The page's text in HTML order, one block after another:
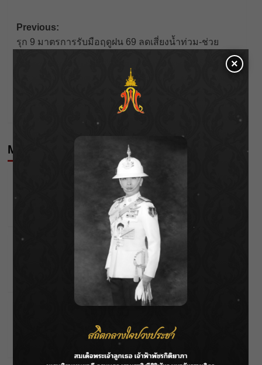
Post
navigation
Previous:
รุก 9 มาตรการรับมือฤดูฝน 69 ลดเสี่ยงน้ำท่วม-ช่วย
Next:
Lonely Loud Fest 2 คัมแบ็ก! รวมศิลปินตัวท็อป ฮีลใจ
คนขี้เหงา เปิดบัตร 1 มิ.ย.
More Stories
ลุยไม่หยุด!! กรมชลฯ เร่งเคลียร์ผักตบชวา-ติดตั้งเครื่อง
Entertainment
“BILLKIN” สร้างความภาคภูมิใจ คว้ารางวัลใหญ่
Weibo Malaysia พร้อมโชว์สุดประทับใจ
สิงหาคม บริหารเชิงรุกลดเสี่ยงน้ำท่วม
×